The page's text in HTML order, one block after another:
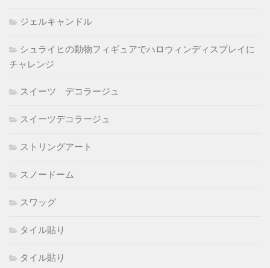
ジェルキャンドル
シュライヒの動物フィギュアでハロウィンディスプレイに
チャレンジ
スイーツ デコラージュ
スイーツデコラージュ
ストリングアート
スノードーム
スワッグ
タイル貼り
タイル貼り